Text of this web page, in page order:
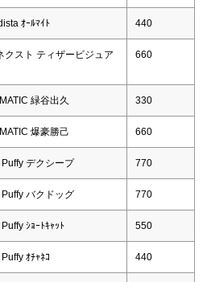
ｵｰﾙﾏｲﾄ 440
クスト ティザービジュア
660
緑谷出久 330
爆豪勝己 660
デクシープ 770
バクドッグ 770
ｼｮｰﾄｷｬｯﾄ 550
ｵﾁｬﾈｺ 440